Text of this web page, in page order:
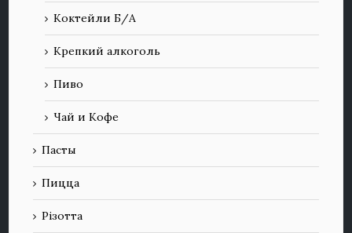
Коктейли Б/А
Крепкий алкоголь
Пиво
Чай и Кофе
Пасты
Пицца
Різотта